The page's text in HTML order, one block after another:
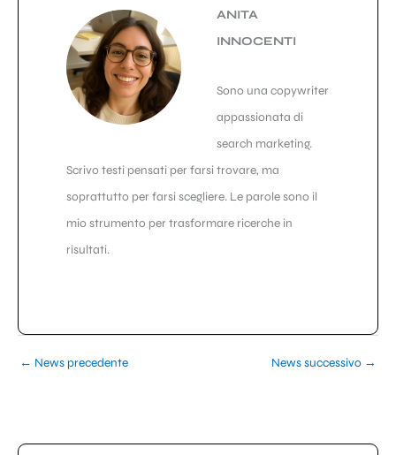
ANITA
INNOCENTI
Sono una copywriter
appassionata di
search marketing.
Scrivo testi pensati per farsi trovare, ma
soprattutto per farsi scegliere. Le parole sono il
mio strumento per trasformare ricerche in
risultati.
← News precedente News successivo →